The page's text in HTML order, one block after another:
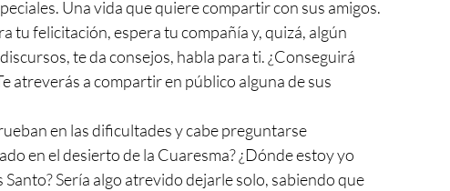
Una vida que quiere compartir con sus amigos.
tu felicitación, espera tu compañía y, quizá, algún
te da consejos, habla para ti. ¿Conseguirá
atreverás a compartir en público alguna de sus
en el desierto de la Cuaresma? ¿Dónde estoy yo
Sería algo atrevido dejarle solo, sabiendo que